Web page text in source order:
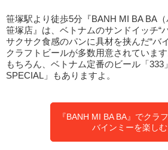
笹塚駅より徒歩5分『BANH MI BA BA（
笹塚店』は、ベトナムのサンドイッチ“
サクサク食感のパンに具材を挟んだ“バ
クラフトビールが多数用意されています
もちろん、ベトナム定番のビール「333
SPECIAL」もありますよ。
『BANH MI BA BA』でクラ
バインミーを楽しむ